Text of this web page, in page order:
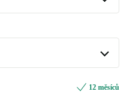
12 měsíců